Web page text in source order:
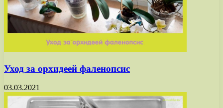
Уход за орхидеей фаленопсис
03.03.2021